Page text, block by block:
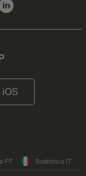
iOS
PT Bodeboca IT